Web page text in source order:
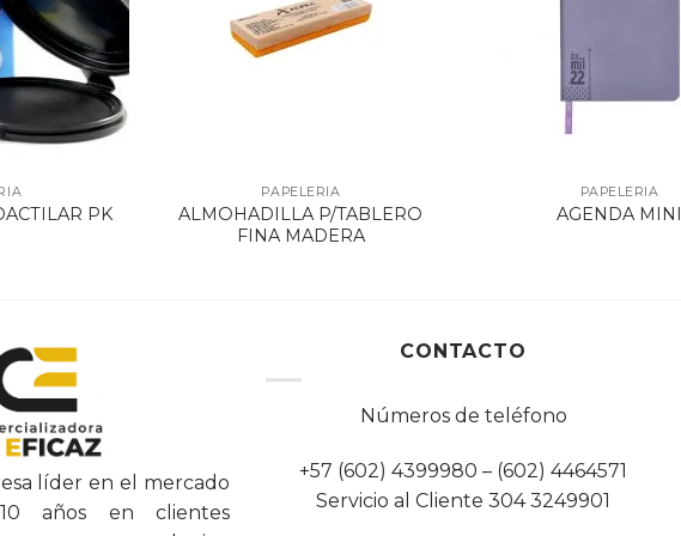
PK
PAPELERIA
ALMOHADILLA P/TABLERO
FINA MADERA
PAPELERIA
AGENDA MINI
líder en el mercado
años en clientes
CONTACTO
Números de teléfono
+57 (602) 4399980 – (602) 4464571
Servicio al Cliente 304 3249901